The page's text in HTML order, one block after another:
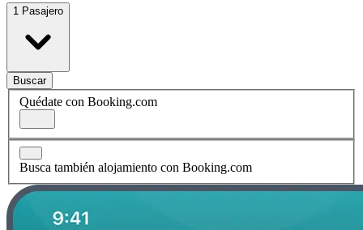
1 Pasajero
Buscar
Quédate con Booking.com
Busca también alojamiento con Booking.com